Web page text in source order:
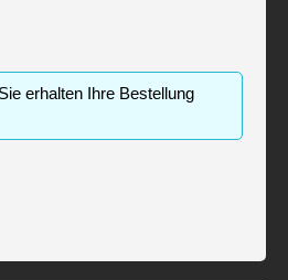
erhalten Ihre Bestellung